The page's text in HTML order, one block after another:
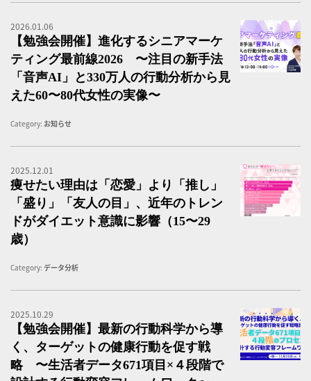
2026.01.06
【勉強会開催】進化するシニアマーケ
ティング最前線2026 〜注目の新手法
「音声AI」と330万人の行動分析から見
えた60〜80代女性の実像〜
Category: お知らせ
2025.12.01
痩せたい理由は「恋愛」より「推し」
「盛り」「友人の目」、近年のトレン
ドがダイエット意識に影響（15〜29
歳）
Category: データ分析
2025.10.29
【勉強会開催】最新の行動科学から導
く、ターゲットの健康行動を促す戦
略 〜生活者データ671項目×４段階で